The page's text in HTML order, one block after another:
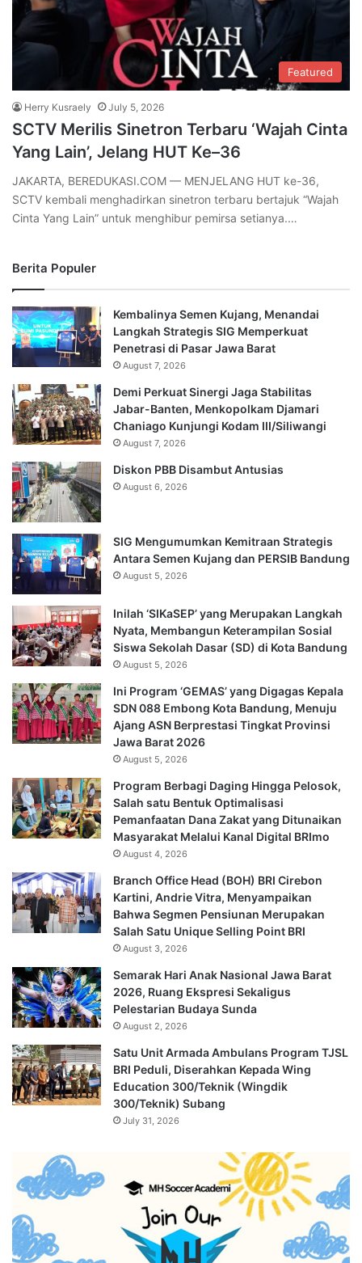
Featured
Herry Kusraely July 5, 2026
SCTV Merilis Sinetron Terbaru ‘Wajah Cinta
Yang Lain’, Jelang HUT Ke–36
JAKARTA, BEREDUKASI.COM — MENJELANG HUT ke-36,
SCTV kembali menghadirkan sinetron terbaru bertajuk “Wajah
Cinta Yang Lain” untuk menghibur pemirsa setianya.…
Berita Populer
Kembalinya Semen Kujang, Menandai
Langkah Strategis SIG Memperkuat
Penetrasi di Pasar Jawa Barat
August 7, 2026
Demi Perkuat Sinergi Jaga Stabilitas
Jabar-Banten, Menkopolkam Djamari
Chaniago Kunjungi Kodam III/Siliwangi
August 7, 2026
Diskon PBB Disambut Antusias
August 6, 2026
SIG Mengumumkan Kemitraan Strategis
Antara Semen Kujang dan PERSIB Bandung
August 5, 2026
Inilah ‘SIKaSEP’ yang Merupakan Langkah
Nyata, Membangun Keterampilan Sosial
Siswa Sekolah Dasar (SD) di Kota Bandung
August 5, 2026
Ini Program ‘GEMAS’ yang Digagas Kepala
SDN 088 Embong Kota Bandung, Menuju
Ajang ASN Berprestasi Tingkat Provinsi
Jawa Barat 2026
August 5, 2026
Program Berbagi Daging Hingga Pelosok,
Salah satu Bentuk Optimalisasi
Pemanfaatan Dana Zakat yang Ditunaikan
Masyarakat Melalui Kanal Digital BRImo
August 4, 2026
Branch Office Head (BOH) BRI Cirebon
Kartini, Andrie Vitra, Menyampaikan
Bahwa Segmen Pensiunan Merupakan
Salah Satu Unique Selling Point BRI
August 3, 2026
Semarak Hari Anak Nasional Jawa Barat
2026, Ruang Ekspresi Sekaligus
Pelestarian Budaya Sunda
August 2, 2026
Satu Unit Armada Ambulans Program TJSL
BRI Peduli, Diserahkan Kepada Wing
Education 300/Teknik (Wingdik
300/Teknik) Subang
July 31, 2026